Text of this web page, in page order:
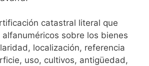
catastral literal que
sobre los bienes
localización, referencia
uso, cultivos, antigüedad,